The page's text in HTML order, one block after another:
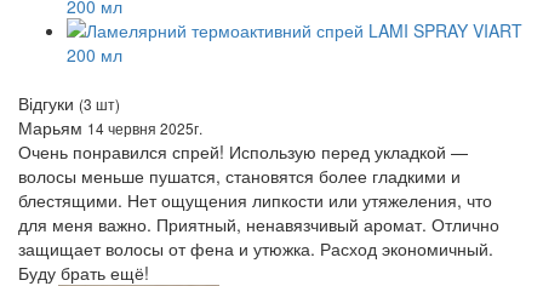
Відгуки (3 шт)
Марьям 14 червня 2025г.
Очень понравился спрей! Использую перед укладкой —
волосы меньше пушатся, становятся более гладкими и
блестящими. Нет ощущения липкости или утяжеления, что
для меня важно. Приятный, ненавязчивый аромат. Отлично
защищает волосы от фена и утюжка. Расход экономичный.
Буду брать ещё!